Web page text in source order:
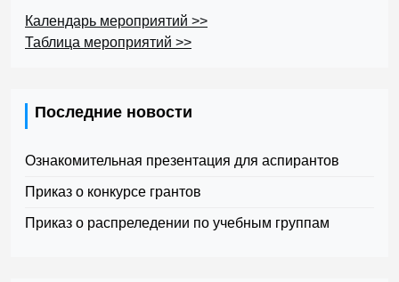
Календарь мероприятий >>
Таблица мероприятий >>
Последние новости
Ознакомительная презентация для аспирантов
Приказ о конкурсе грантов
Приказ о распреледении по учебным группам